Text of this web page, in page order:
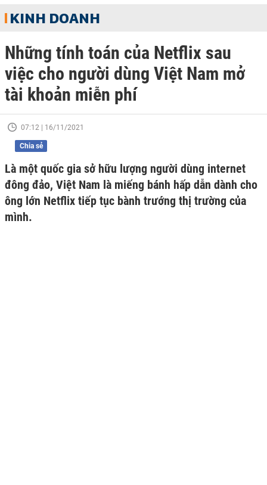
KINH DOANH
Những tính toán của Netflix sau
việc cho người dùng Việt Nam mở
tài khoản miễn phí
07:12 | 16/11/2021
Chia sẻ
Là một quốc gia sở hữu lượng người dùng internet
đông đảo, Việt Nam là miếng bánh hấp dẫn dành cho
ông lớn Netflix tiếp tục bành trướng thị trường của
mình.